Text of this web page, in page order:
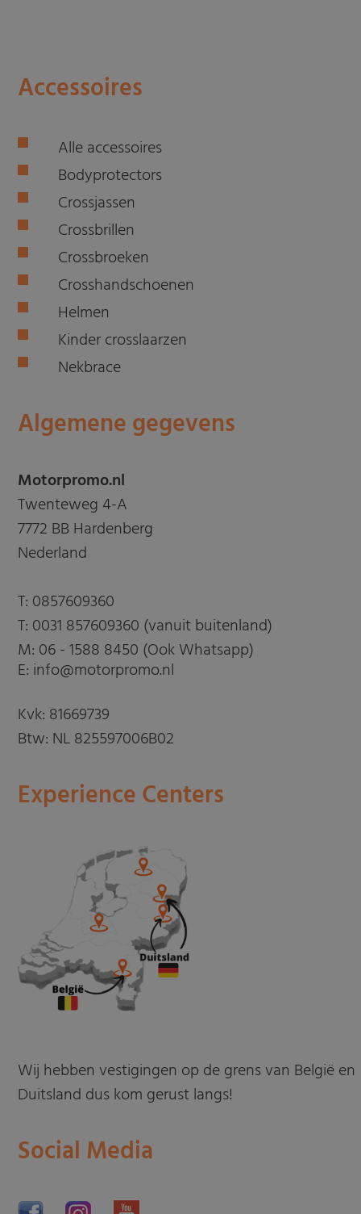
Accessoires
Alle accessoires
Bodyprotectors
Crossjassen
Crossbrillen
Crossbroeken
Crosshandschoenen
Helmen
Kinder crosslaarzen
Nekbrace
Algemene gegevens
Motorpromo.nl
Twenteweg 4-A
7772 BB Hardenberg
Nederland
T: 0857609360
T: 0031 857609360 (vanuit buitenland)
M: 06 - 1588 8450 (Ook Whatsapp)
E: info@motorpromo.nl
Kvk: 81669739
Btw: NL 825597006B02
Experience Centers
Wij hebben vestigingen op de grens van België en
Duitsland dus kom gerust langs!
Social Media